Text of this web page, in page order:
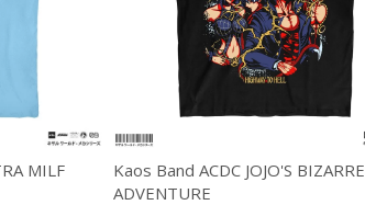
MILF
Kaos Band ACDC JOJO'S BIZARRE
ADVENTURE